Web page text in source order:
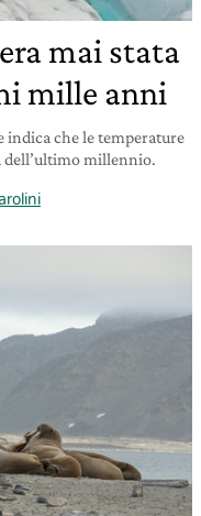
mai stata
mille anni
indica che le temperature
millennio.